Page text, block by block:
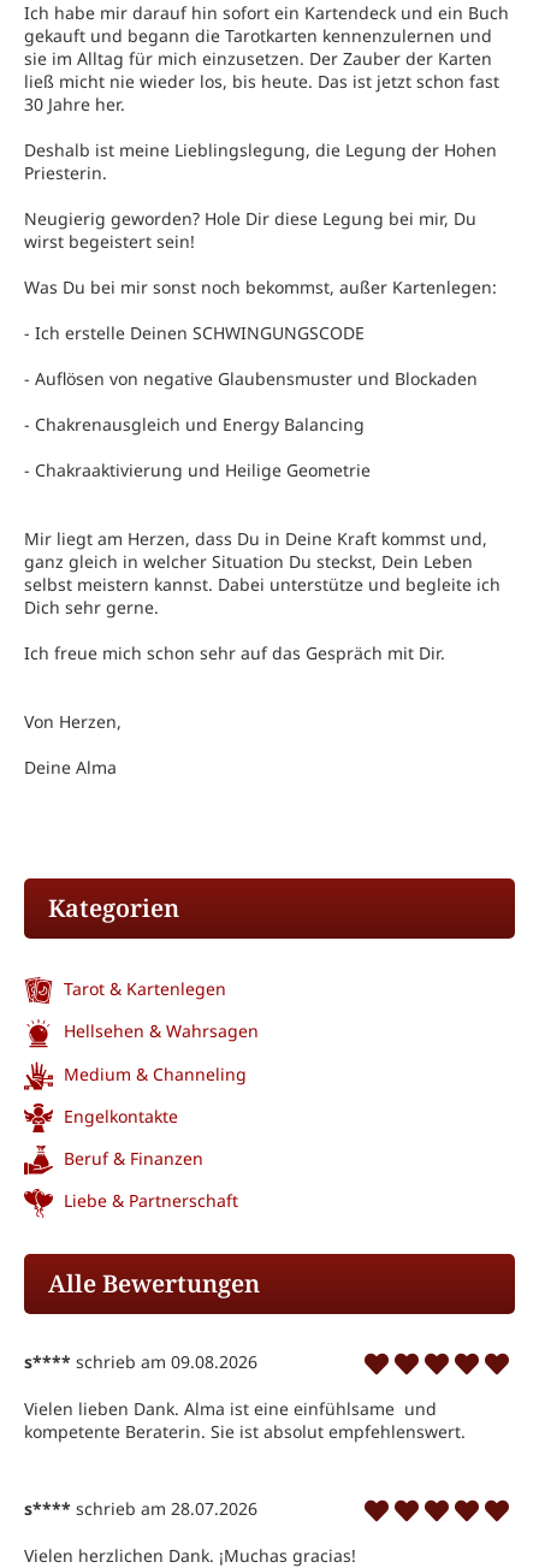
Ich habe mir darauf hin sofort ein Kartendeck und ein Buch
gekauft und begann die Tarotkarten kennenzulernen und
sie im Alltag für mich einzusetzen. Der Zauber der Karten
ließ micht nie wieder los, bis heute. Das ist jetzt schon fast
30 Jahre her.
Deshalb ist meine Lieblingslegung, die Legung der Hohen
Priesterin.
Neugierig geworden? Hole Dir diese Legung bei mir, Du
wirst begeistert sein!
Was Du bei mir sonst noch bekommst, außer Kartenlegen:
- Ich erstelle Deinen SCHWINGUNGSCODE
- Auflösen von negative Glaubensmuster und Blockaden
- Chakrenausgleich und Energy Balancing
- Chakraaktivierung und Heilige Geometrie
Mir liegt am Herzen, dass Du in Deine Kraft kommst und,
ganz gleich in welcher Situation Du steckst, Dein Leben
selbst meistern kannst. Dabei unterstütze und begleite ich
Dich sehr gerne.
Ich freue mich schon sehr auf das Gespräch mit Dir.
Von Herzen,
Deine Alma
Kategorien
Tarot & Kartenlegen
Hellsehen & Wahrsagen
Medium & Channeling
Engelkontakte
Beruf & Finanzen
Liebe & Partnerschaft
Alle Bewertungen
s**** schrieb am 09.08.2026
Vielen lieben Dank. Alma ist eine einfühlsame  und
kompetente Beraterin. Sie ist absolut empfehlenswert.
s**** schrieb am 28.07.2026
Vielen herzlichen Dank. ¡Muchas gracias!